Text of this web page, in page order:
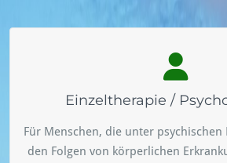
Einzeltherapie /
Für Menschen, die unter
den Folgen von körperlichen